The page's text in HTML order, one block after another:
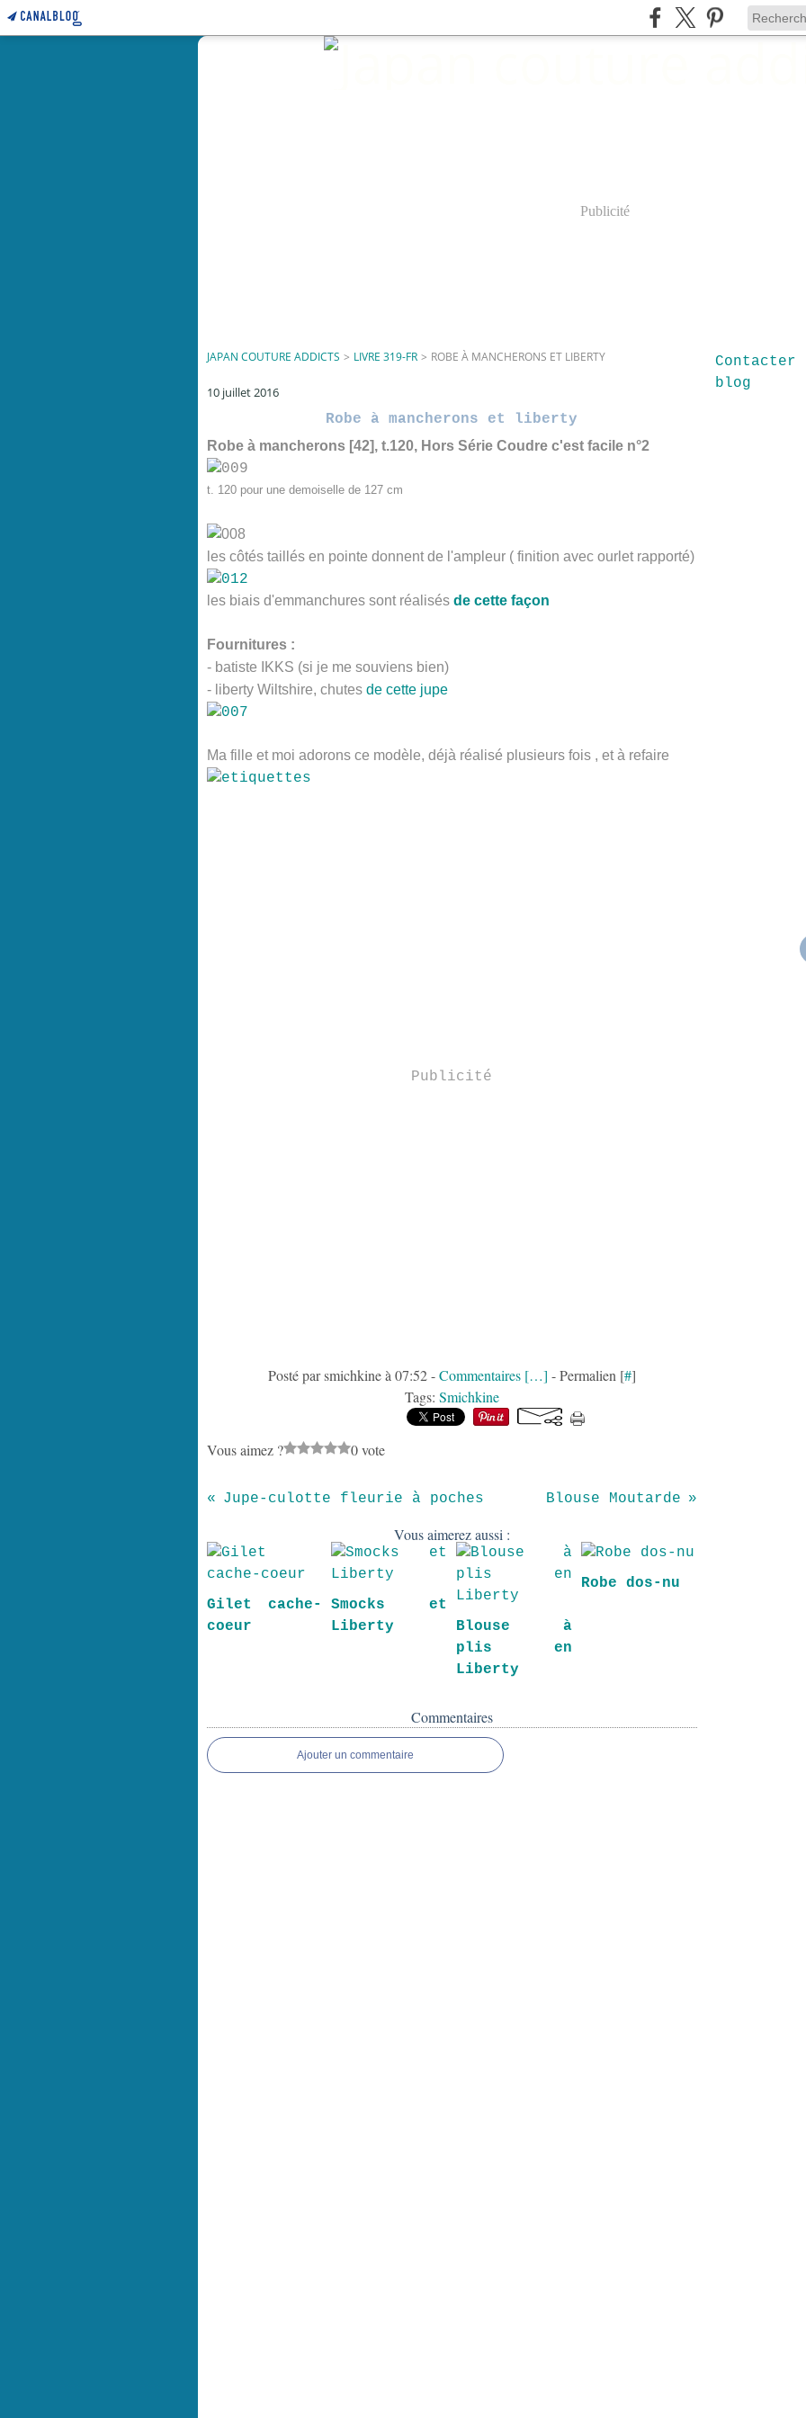
Publicité
JAPAN COUTURE ADDICTS > LIVRE 319-FR > ROBE À MANCHERONS ET LIBERTY
10 juillet 2016
Robe à mancherons et liberty
Robe à mancherons [42], t.120, Hors Série Coudre c'est facile n°2
t. 120 pour une demoiselle de 127 cm
les côtés taillés en pointe donnent de l'ampleur ( finition avec ourlet rapporté)
les biais d'emmanchures sont réalisésde cette façon
Fournitures :
- batiste IKKS (si je me souviens bien)
- liberty Wiltshire, chutes de cette jupe
Ma fille et moi adorons ce modèle, déjà réalisé plusieurs fois , et à refaire
Publicité
Posté par smichkine à 07:52 -Commentaires […] - Permalien [#]
Tags: Smichkine
Vous aimez ? 0 vote
Jupe-culotte fleurie à poches Blouse Moutarde
Vous aimerez aussi :
Gilet cache-
coeur
Smocks et
Liberty
Blouse à
plis en
Liberty
Robe dos-nu
Commentaires
Ajouter un commentaire
blog